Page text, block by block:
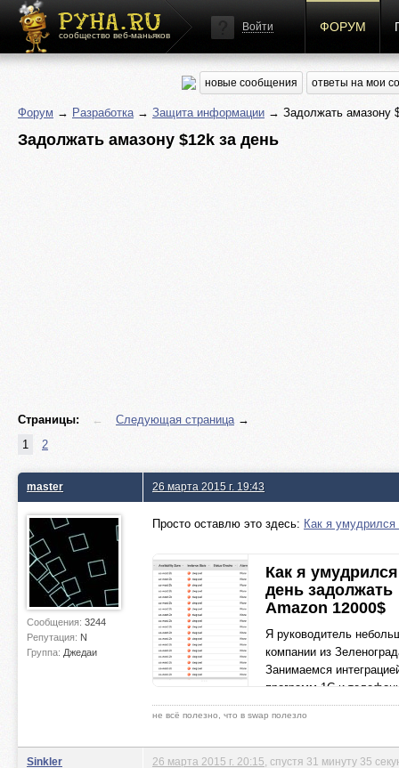
сообщество веб-маньяков
Войти ФОРУМ
новые сообщения ответы на мои
Форум → Разработка→ Защита информации → Задолжать амазону
Задолжать амазону $12k за день
Страницы: ← Следующая страница→
1
2
master
Сообщения: 3244
Репутация: N
Группа: Джедаи
26 марта 2015 г. 19:43
Просто оставлю это здесь: Как я
Как я
день задолжать
Amazon 12000$
Я руководитель
компании из
Занимаемся
программ 1С и
компании работает
не всё полезно, что в swap полезло
Sinkler 26 марта 2015 г. 20:15 , спустя 31 минуту 35